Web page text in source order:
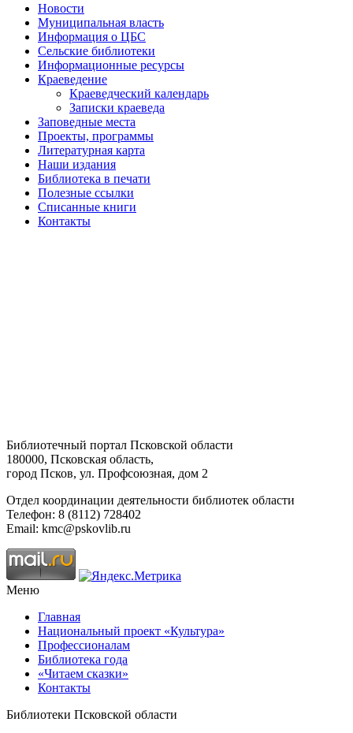
Новости
Муниципальная власть
Информация о ЦБС
Сельские библиотеки
Информационные ресурсы
Краеведение
Краеведческий календарь
Записки краеведа
Заповедные места
Проекты, программы
Литературная карта
Наши издания
Библиотека в печати
Полезные ссылки
Списанные книги
Контакты
Библиотечный портал Псковской области
180000, Псковская область,
город Псков, ул. Профсоюзная, дом 2
Отдел координации деятельности библиотек области
Телефон: 8 (8112) 728402
Email: kmc@pskovlib.ru
Меню
Главная
Национальный проект «Культура»
Профессионалам
Библиотека года
«Читаем сказки»
Контакты
Библиотеки Псковской области